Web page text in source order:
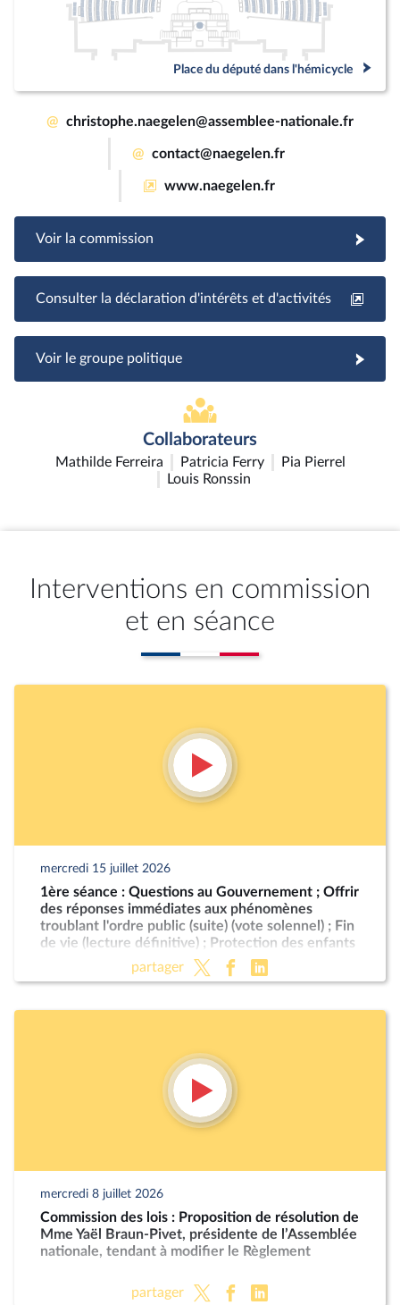
Place du député dans l'hémicycle
@ christophe.naegelen@assemblee-nationale.fr
@ contact@naegelen.fr
www.naegelen.fr
Voir la commission
Consulter la déclaration d'intérêts et d'activités
Voir le groupe politique
Collaborateurs
Mathilde Ferreira Patricia Ferry
Pia Pierrel
Louis Ronssin
Interventions en commission
et en séance
mercredi 15 juillet 2026
1ère séance : Questions au Gouvernement ; Offrir
des réponses immédiates aux phénomènes
troublant l'ordre public (suite) (vote solennel) ; Fin
de vie (lecture définitive) ; Protection des enfants
partager
mercredi 8 juillet 2026
Commission des lois : Proposition de résolution de
Mme Yaël Braun-Pivet, présidente de l’Assemblée
nationale, tendant à modifier le Règlement
partager